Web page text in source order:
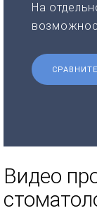
На
Видео